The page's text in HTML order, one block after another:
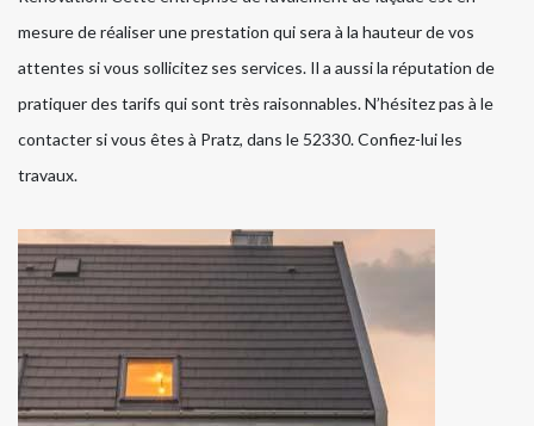
mesure de réaliser une prestation qui sera à la hauteur de vos
attentes si vous sollicitez ses services. Il a aussi la réputation de
pratiquer des tarifs qui sont très raisonnables. N’hésitez pas à le
contacter si vous êtes à Pratz, dans le 52330. Confiez-lui les
travaux.